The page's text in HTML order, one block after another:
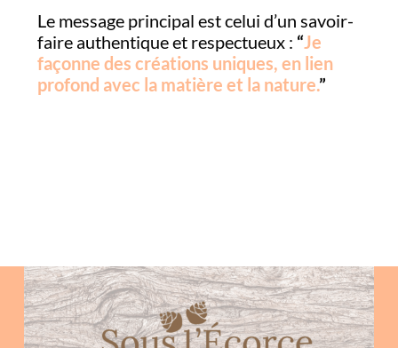
Le message principal est celui d’un savoir-
faire authentique et respectueux : “Je
façonne des créations uniques, en lien
profond avec la matière et la nature.”